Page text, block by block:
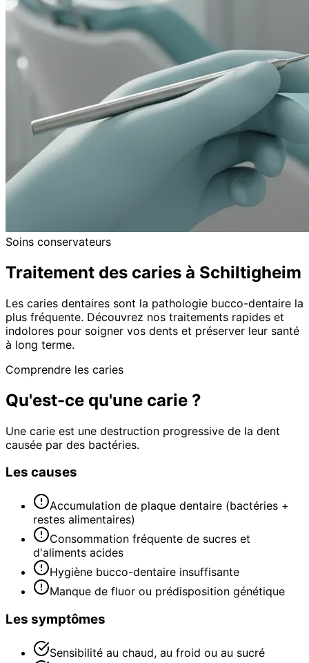
Soins conservateurs
Traitement des caries à Schiltigheim
Les caries dentaires sont la pathologie bucco-dentaire la
plus fréquente. Découvrez nos traitements rapides et
indolores pour soigner vos dents et préserver leur santé
à long terme.
Comprendre les caries
Qu'est-ce qu'une carie ?
Une carie est une destruction progressive de la dent
causée par des bactéries.
Les causes
Accumulation de plaque dentaire (bactéries +
restes alimentaires)
Consommation fréquente de sucres et
d'aliments acides
Hygiène bucco-dentaire insuffisante
Manque de fluor ou prédisposition génétique
Les symptômes
Sensibilité au chaud, au froid ou au sucré